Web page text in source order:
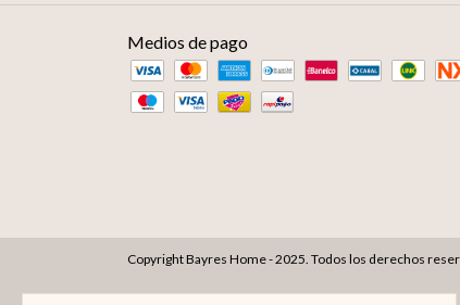
Medios de pago